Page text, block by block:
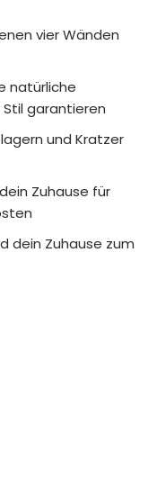
vier Wänden
natürliche
garantieren
und Kratzer
Zuhause für
dein Zuhause zum